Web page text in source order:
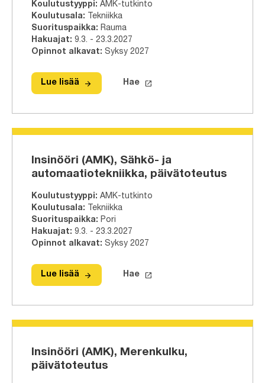
Koulutustyyppi: AMK-tutkinto
Koulutusala:
Tekniikka
Suorituspaikka: Rauma
Hakuajat: 9.3. - 23.3.2027
Opinnot alkavat: Syksy 2027
Lue lisää Insinööri (AMK), Logistiikka,
Lue lisää arrow_forward
Hae tähän tutkinto-
Hae launch
Insinööri (AMK), Sähkö- ja
automaatiotekniikka, päivätoteutus
Koulutustyyppi: AMK-tutkinto
Koulutusala:
Tekniikka
Suorituspaikka: Pori
Hakuajat: 9.3. - 23.3.2027
Opinnot alkavat: Syksy 2027
Lue lisää Insinööri (AMK), Sähkö- ja
Lue lisää arrow_forward
Hae tähän tutkinto-
Hae launch
Insinööri (AMK), Merenkulku,
päivätoteutus